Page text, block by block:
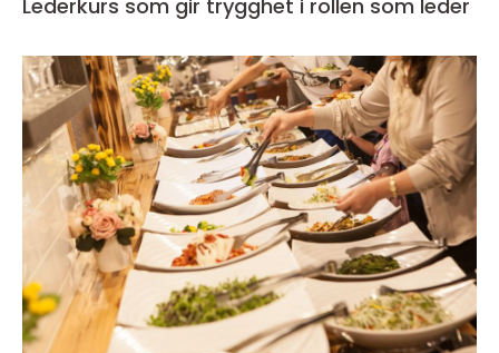
Lederkurs som gir trygghet i rollen som leder